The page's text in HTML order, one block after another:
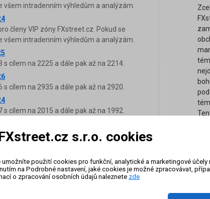
všem intradenním výhledům a analýzám.
členy VIP zóny FXstreet.cz. Pokud se
všem intradenním výhledům a analýzám.
cílem na 2225 a dále pak až na 2214.
cílem na 2935 a dále pak až na 2920.
cílem na 2015 a dále pak až na 1992.
cílem na 2239 a dále pak až na 2254.
členy VIP zóny FXstreet.cz. Pokud se
všem intradenním výhledům a analýzám.
na
s.r.o. cookies
použití cookies pro funkční, analytické a marketingové účely
na Podrobné nastavení, jaké cookies je možné zpracovávat,
o zpracování osobních údajů naleznete zde